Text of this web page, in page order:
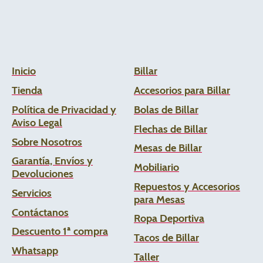
Inicio
Tienda
Política de Privacidad y
Aviso Legal
Sobre Nosotros
Garantía, Envíos y
Devoluciones
Servicios
Contáctanos
Descuento 1ª compra
Whatsapp
Billar
Accesorios para Billar
Bolas de Billar
Flechas de Billar
Mesas de Billar
Mobiliario
Repuestos y Accesorios
para Mesas
Ropa Deportiva
Tacos de Billar
Taller